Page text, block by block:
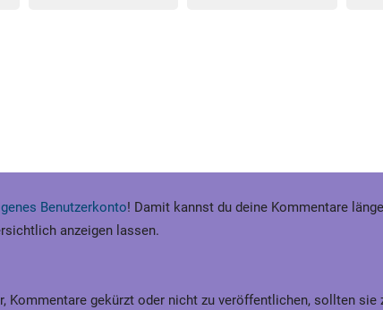
Benutzerkonto! Damit kannst du deine Kommentare
anzeigen lassen.
Kommentare gekürzt oder nicht zu veröffentlichen, sollten sie